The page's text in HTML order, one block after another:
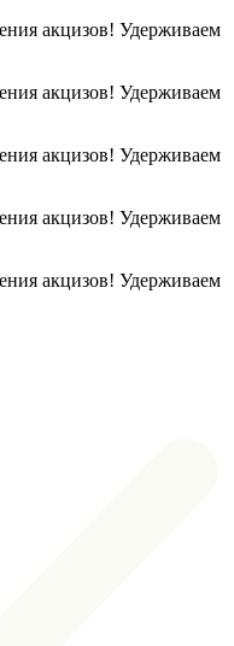
акцизов! Удерживаем
акцизов! Удерживаем
акцизов! Удерживаем
акцизов! Удерживаем
акцизов! Удерживаем